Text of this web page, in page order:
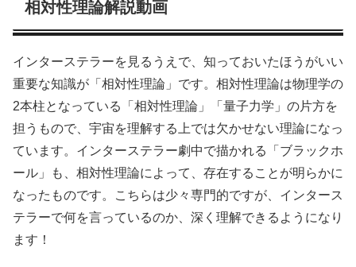
相対性理論解説動画
インターステラーを見るうえで、知っておいたほうがいい
重要な知識が「相対性理論」です。相対性理論は物理学の
2本柱となっている「相対性理論」「量子力学」の片方を
担うもので、宇宙を理解する上では欠かせない理論になっ
ています。インターステラー劇中で描かれる「ブラックホ
ール」も、相対性理論によって、存在することが明らかに
なったものです。こちらは少々専門的ですが、インタース
テラーで何を言っているのか、深く理解できるようになり
ます！